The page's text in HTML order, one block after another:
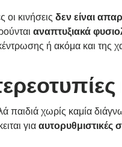
οι κινήσεις δεν είναι
αναπτυξιακά
ή ακόμα και της
παιδιά χωρίς καμία
γιααυτορυθμιστικές